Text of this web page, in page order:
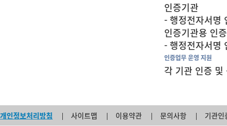
인증기관
- 행정전자서명
인증기관용 인
- 행정전자서명
인증업무 운영 지원
각 기관 인증
개인정보처리방침 사이트맵 이용약관 문의사항 기관인